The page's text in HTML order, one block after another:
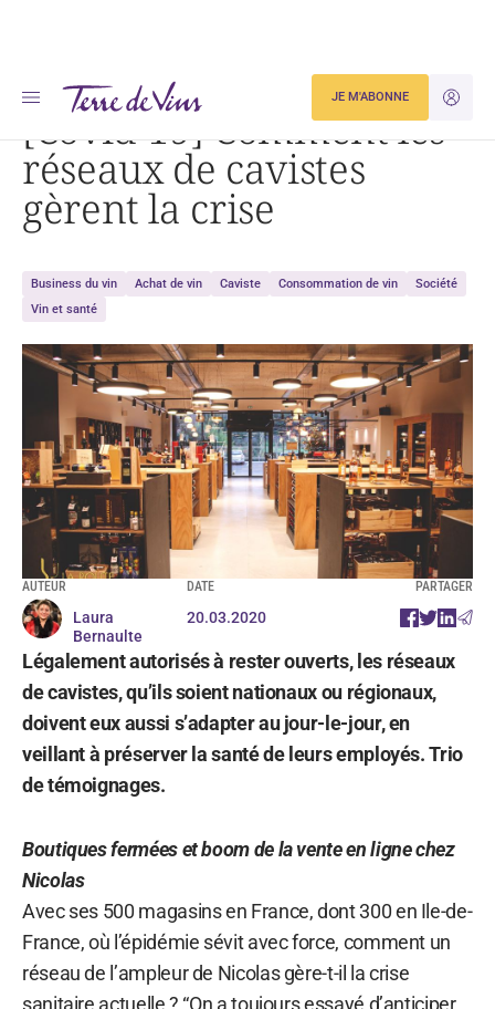
JE
JE M'ABONNE
Accueil [Covid-19] Comment les réseaux de cavistes gèrent la crise
[Covid-19] Comment les
réseaux de cavistes
gèrent la crise
Business du vin Achat de vin Caviste Consommation de vin
Société
Vin et santé
AUTEUR
Laura
Bernaulte
DATE
20.03.2020
PARTAGER
Légalement autorisés à rester ouverts, les réseaux
de cavistes, qu’ils soient nationaux ou régionaux,
doivent eux aussi s’adapter au jour-le-jour, en
veillant à préserver la santé de leurs employés. Trio
de témoignages.
Boutiques fermées et boom de la vente en ligne chez
Nicolas
Avec ses 500 magasins en France, dont 300 en Ile-de-
France, où l’épidémie sévit avec force, comment un
réseau de l’ampleur de Nicolas gère-t-il la crise
sanitaire actuelle ? “On a toujours essayé d’anticiper